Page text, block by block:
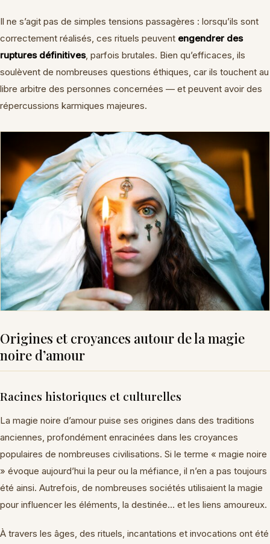
Il ne s’agit pas de simples tensions passagères : lorsqu’ils sont
correctement réalisés, ces rituels peuvent engendrer des
ruptures définitives, parfois brutales. Bien qu’efficaces, ils
soulèvent de nombreuses questions éthiques, car ils touchent au
libre arbitre des personnes concernées — et peuvent avoir des
répercussions karmiques majeures.
Origines et croyances autour de la magie
noire d’amour
Racines historiques et culturelles
La magie noire d’amour puise ses origines dans des traditions
anciennes, profondément enracinées dans les croyances
populaires de nombreuses civilisations. Si le terme « magie noire
» évoque aujourd’hui la peur ou la méfiance, il n’en a pas toujours
été ainsi. Autrefois, de nombreuses sociétés utilisaient la magie
pour influencer les éléments, la destinée… et les liens amoureux.
À travers les âges, des rituels, incantations et invocations ont été